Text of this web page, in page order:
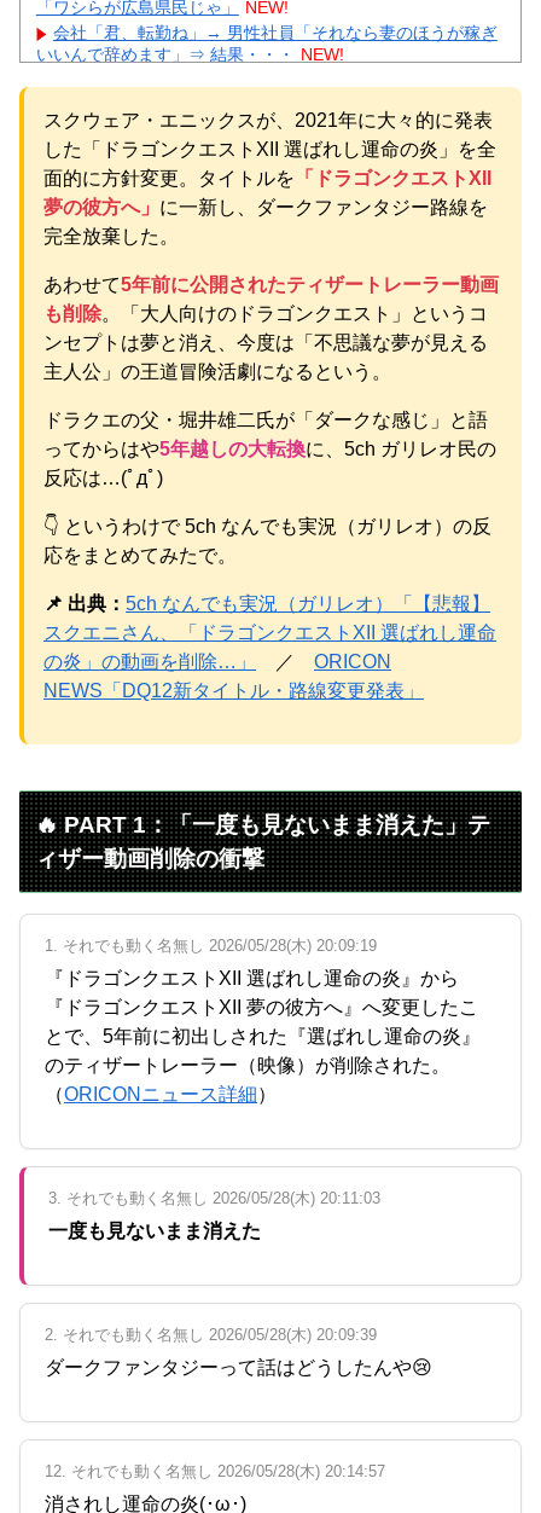
「ワシらが広島県民じゃ」
NEW!
会社「君、転勤ね」→ 男性社員「それなら妻のほうが稼ぎ
いいんで辞めます」⇒ 結果・・・
NEW!
【悲報】 とにかくヤりたくてブスと付き合ったらｗｗｗｗ
ｗｗｗｗｗｗｗｗｗｗｗ NEW!
【悲報】 マイナ保険証のクソぶり、バレるｗｗｗｗｗｗｗ
ｗｗ
NEW!
【驚愕】GLAYのTERU”55歳激変”にガル民総ツッコミ→鼻
科学論争に発展ｗｗｗ
製造」大激論ｗｗｗ
元AKB社長、22億円申告漏れ 乃木坂46運営会社の株式を
パチンコ京楽産業に譲渡【ノース・リバー】【窪田康志】
元AKB社長、22億円申告漏れ 乃木坂46運営会社の株式を
パチンコ京楽産業に譲渡【ノース・リバー】【窪田康志】
Powered by livedoor 相互RSS
スクウェア・エニックスが、2021年に大々的に発表
した「ドラゴンクエストXII 選ばれし運命の炎」を全
面的に方針変更。タイトルを 「ドラゴンクエストXII
夢の彼方へ」 に一新し、ダークファンタジー路線を
完全放棄した。
あわせて5年前に公開されたティザートレーラー動画
も削除。「大人向けのドラゴンクエスト」というコ
ンセプトは夢と消え、今度は「不思議な夢が見える
主人公」の王道冒険活劇になるという。
ドラクエの父・堀井雄二氏が「ダークな感じ」と語
ってからはや5年越しの大転換に、5ch ガリレオ民の
反応は…(ﾟдﾟ)
👇 というわけで 5ch なんでも実況（ガリレオ）の反
応をまとめてみたで。
📌 出典： 5ch なんでも実況（ガリレオ）「【悲報】
スクエニさん、「ドラゴンクエストXII 選ばれし運命
の炎」の動画を削除…」
／ ORICON
NEWS「DQ12新タイトル・路線変更発表」
🔥 PART 1：「一度も見ないまま消えた」テ
ィザー動画削除の衝撃
1. それでも動く名無し 2026/05/28(木) 20:09:19
『ドラゴンクエストXII 選ばれし運命の炎』から
『ドラゴンクエストXII 夢の彼方へ』へ変更したこ
とで、5年前に初出しされた『選ばれし運命の炎』
のティザートレーラー（映像）が削除された。
（ORICONニュース詳細 ）
3. それでも動く名無し 2026/05/28(木) 20:11:03
一度も見ないまま消えた
2. それでも動く名無し 2026/05/28(木) 20:09:39
ダークファンタジーって話はどうしたんや😢
12. それでも動く名無し 2026/05/28(木) 20:14:57
消されし運命の炎(･ω･)